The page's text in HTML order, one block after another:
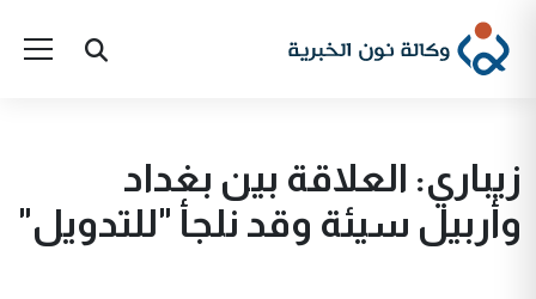
زيباري: العلاقة بين بغداد
وأربيل سيئة وقد نلجأ "للتدويل"